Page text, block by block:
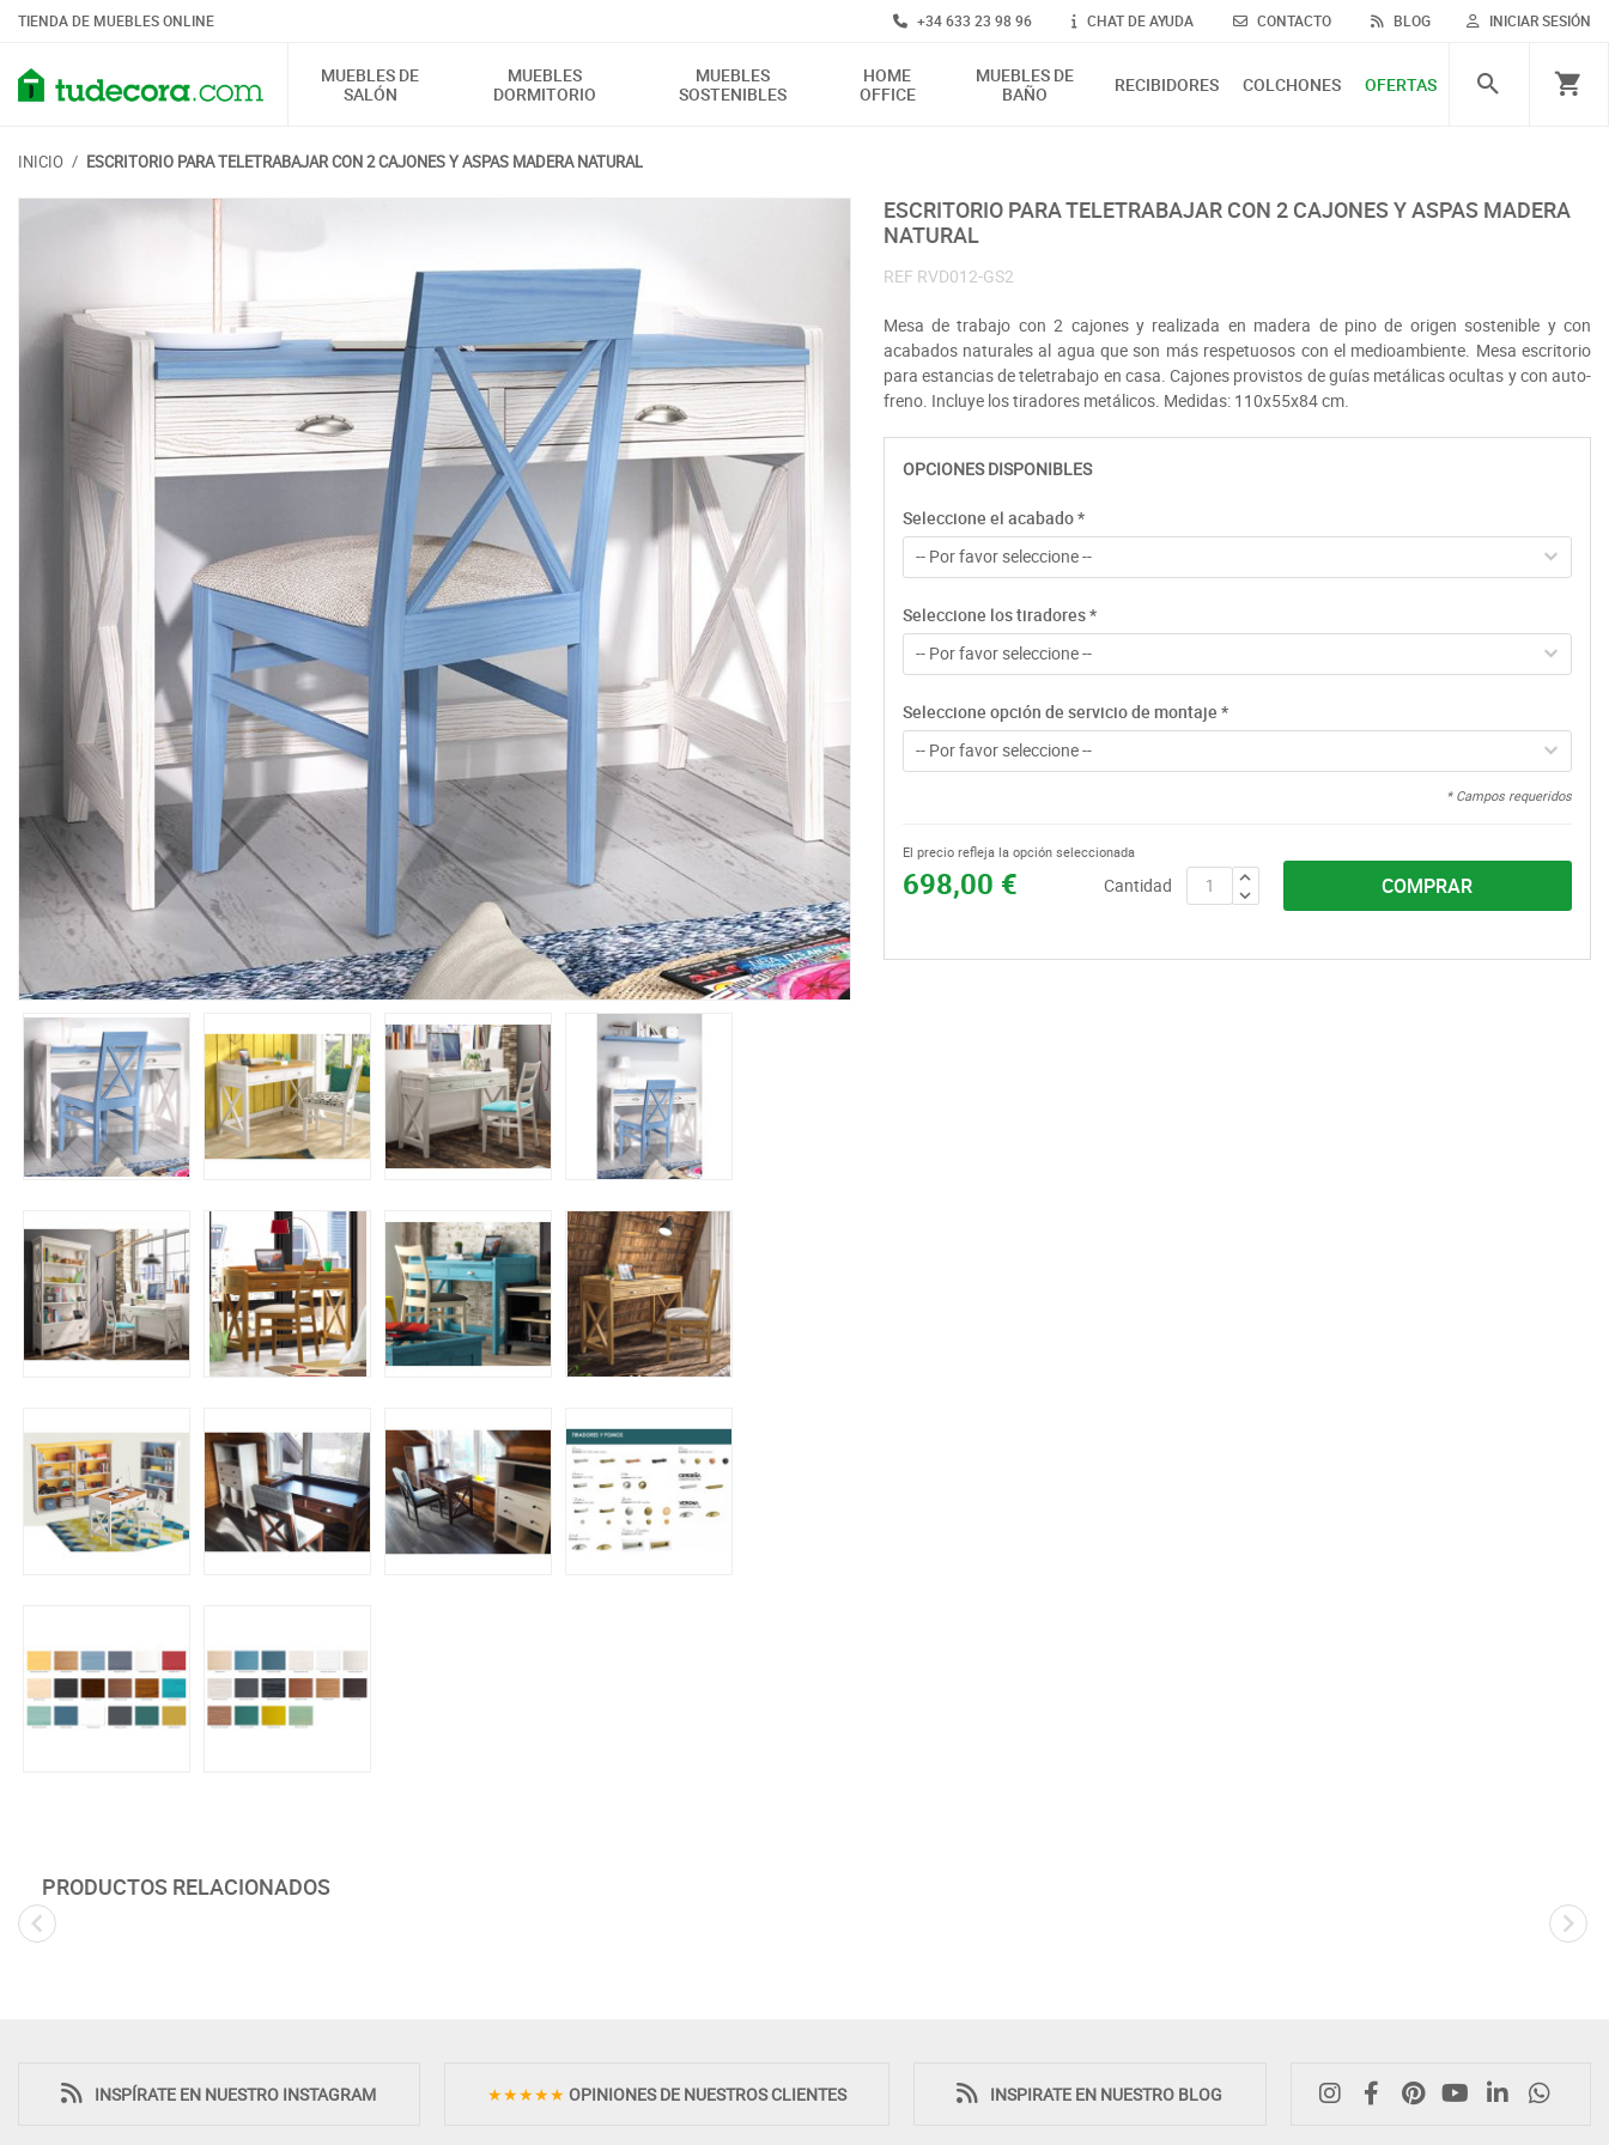
TIENDA DE MUEBLES ONLINE INICIAR SESIÓN
+34 633 23 98 96 CHAT DE AYUDA CONTACTO BLOG
MUEBLES DE
SALÓN
MUEBLES
DORMITORIO
MUEBLES
SOSTENIBLES
HOME
OFFICE
MUEBLES DE
BAÑO
RECIBIDORES COLCHONES OFERTAS
INICIO / ESCRITORIO PARA TELETRABAJAR CON 2 CAJONES Y ASPAS MADERA NATURAL
ESCRITORIO PARA TELETRABAJAR CON 2 CAJONES Y ASPAS MADERA
NATURAL
REF RVD012-GS2
Mesa de trabajo con 2 cajones y realizada en madera de pino de origen sostenible y con
acabados naturales al agua que son más respetuosos con el medioambiente. Mesa escritorio
para estancias de teletrabajo en casa. Cajones provistos de guías metálicas ocultas y con auto-
freno. Incluye los tiradores metálicos. Medidas: 110x55x84 cm.
OPCIONES DISPONIBLES
Seleccione el acabado*
-- Por favor seleccione --
Seleccione los tiradores*
-- Por favor seleccione --
Seleccione opción de servicio de montaje *
-- Por favor seleccione --
* Campos requeridos
698,00 €
El precio refleja la opción seleccionada
Cantidad COMPRAR
PRODUCTOS RELACIONADOS
INSPÍRATE EN NUESTRO INSTAGRAM ★★★★★ OPINIONES DE NUESTROS CLIENTES INSPIRATE EN NUESTRO BLOG